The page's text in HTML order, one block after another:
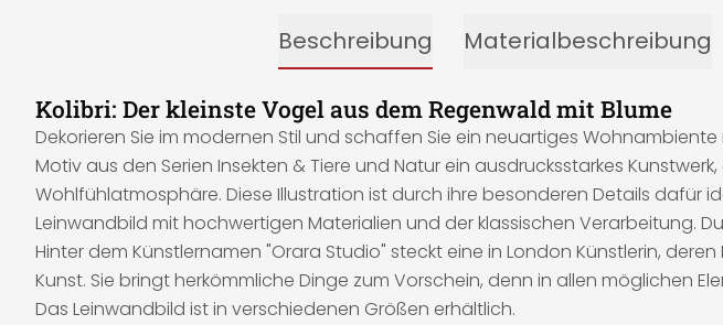
Beschreibung Materialbeschreibung
Kolibri: Der kleinste Vogel aus dem Regenwald mit Blume
Dekorieren Sie im modernen Stil und schaffen Sie ein neuartiges
Motiv aus den Serien Insekten & Tiere und Natur ein ausdrucksstarkes
Wohlfühlatmosphäre. Diese Illustration ist durch ihre besonderen Details dafür
Leinwandbild mit hochwertigen Materialien und der klassischen Verarbeitung.
Hinter dem Künstlernamen "Orara Studio" steckt eine in London Künstlerin,
Kunst. Sie bringt herkömmliche Dinge zum Vorschein, denn in allen möglichen
Das Leinwandbild ist in verschiedenen Größen erhältlich.